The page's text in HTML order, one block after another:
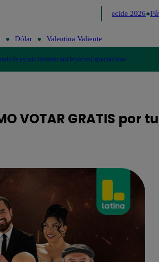
Perú Decide 2026
Dólar Valentina Valiente
Te ayudoTendenciasDeportesEspectáculos
VOTAR GRATIS por tu